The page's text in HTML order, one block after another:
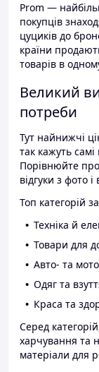
Prom —
покупців
цуциків до
країни
товарів в
Великий
потреби
Тут найнижчі
так кажуть
Порівнюйте
відгуки з фото
Топ категорій
Техніка й
Товари для
Авто- та
Одяг та
Краса та
Серед
харчування та
матеріали для